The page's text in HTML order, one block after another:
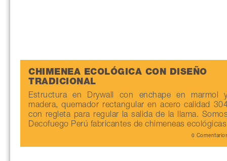
CHIMENEA ECOLÓGICA CON DISEÑO
TRADICIONAL
Estructura en Drywall con enchape en marmol
madera, quemador rectangular en acero calidad
con regleta para regular la salida de la llama.
Decofuego Perú fabricantes de chimeneas ecológicas
0